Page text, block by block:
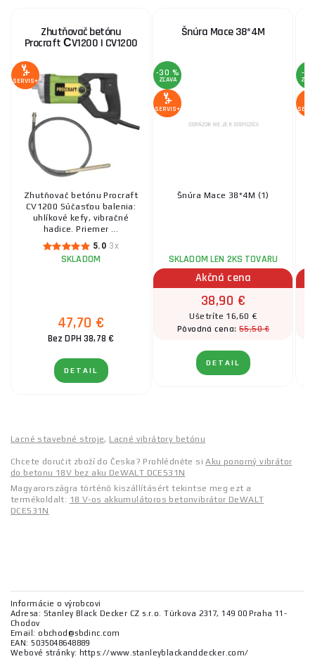
Zhutňovač betónu
Procraft СV1200 | CV1200
SERVIS+
Zhutňovač betónu Procraft
СV1200 Súčasťou balenia:
uhlíkové kefy, vibračné
hadice. Priemer ...
5.0 3x
SKLADOM
47,70 €
Bez DPH 38,78 €
DETAIL
Šnúra Mace 38*4M
-30 %
ZĽAVA
SERVIS+
Šnúra Mace 38*4M (1)
SKLADOM LEN 2KS TOVARU
Akčná cena
38,90 €
Ušetríte 16,60 €
Pôvodná cena: 55,50 €
DETAIL
-2
Lacné stavebné stroje, Lacné vibrátory betónu
Chcete doručit zboží do Česka? Prohlédněte siAku ponorný vibrátor
do betonu 18V bez aku DeWALT DCE531N
Magyarországra történő kiszállításért tekintse meg ezt a
termékoldalt: 18 V-os akkumulátoros betonvibrátor DeWALT
DCE531N
Informácie o výrobcovi
Adresa: Stanley Black Decker CZ s.r.o. Türkova 2317, 149 00 Praha 11-
Chodov
Email: obchod@sbdinc.com
EAN: 5035048648889
Webové stránky: https://www.stanleyblackanddecker.com/